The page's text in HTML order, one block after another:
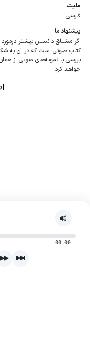
ملیت
فارسی
پیشنهاد ما
اگر مشتاق دانستن بیشتر
کتاب صوتی است که در آن به
بررسی با نمونه‌های صوتی از
خواهد کرد.
00:00